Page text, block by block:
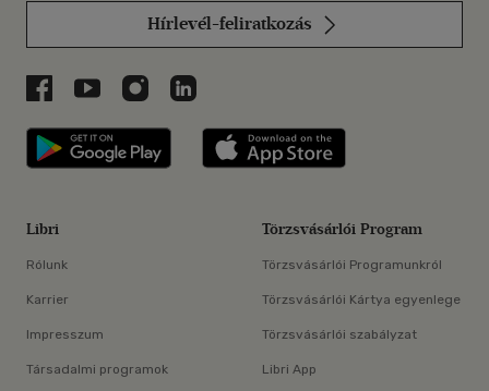
Hírlevél-feliratkozás
Libri a Facebookon
Libri a Youtube-on
Libri az Instagramon
Libri a LinkedInen
Libri applikáció Szerezd meg: Google
Libri
Rólunk
Karrier
Impresszum
Társadalmi programok
Törzsvásárlói Program
Törzsvásárlói Programunkról
Törzsvásárlói Kártya egyenlege
Törzsvásárlói szabályzat
Libri App